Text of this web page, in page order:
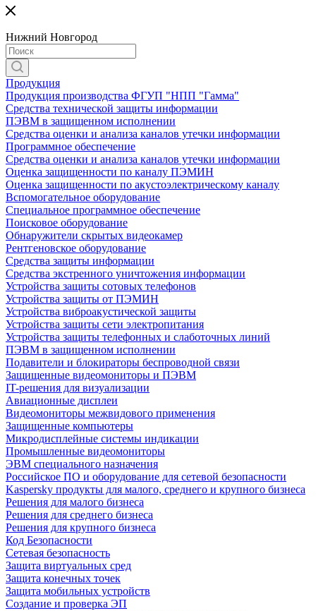
Нижний Новгород
Продукция
Продукция производства ФГУП "НПП "Гамма"
Средства технической защиты информации
ПЭВМ в защищенном исполнении
Средства оценки и анализа каналов утечки информации
Программное обеспечение
Средства оценки и анализа каналов утечки информации
Оценка защищенности по каналу ПЭМИН
Оценка защищенности по акустоэлектрическому каналу
Вспомогательное оборудование
Специальное программное обеспечение
Поисковое оборудование
Обнаружители скрытых видеокамер
Рентгеновское оборудование
Средства защиты информации
Средства экстренного уничтожения информации
Устройства защиты сотовых телефонов
Устройства защиты от ПЭМИН
Устройства виброакустической защиты
Устройства защиты сети электропитания
Устройства защиты телефонных и слаботочных линий
ПЭВМ в защищенном исполнении
Подавители и блокираторы беспроводной связи
Защищенные видеомониторы и ПЭВМ
IT-решения для визуализации
Авиационные дисплеи
Видеомониторы межвидового применения
Защищенные компьютеры
Микродисплейные системы индикации
Промышленные видеомониторы
ЭВМ специального назначения
Российское ПО и оборудование для сетевой безопасности
Kaspersky продукты для малого, среднего и крупного бизнеса
Решения для малого бизнеса
Решения для среднего бизнеса
Решения для крупного бизнеса
Код Безопасности
Сетевая безопасность
Защита виртуальных сред
Защита конечных точек
Защита мобильных устройств
Создание и проверка ЭП